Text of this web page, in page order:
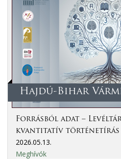
Hajdú-Bihar
Forrásból adat –
kvantitatív történetírás
2026.05.13.
Meghívók